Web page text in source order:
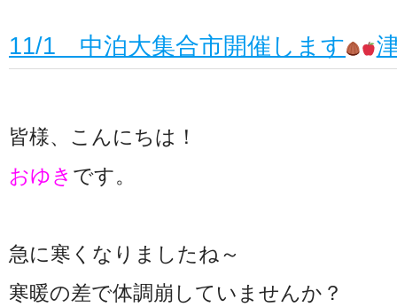
11/1 中泊大集合市開催します
皆様、こんにちは！
おゆき です。
急に寒くなりましたね～
寒暖の差で体調崩していませんか？